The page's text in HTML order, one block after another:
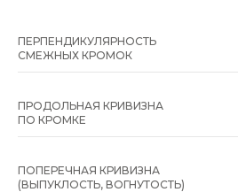
ПЕРПЕНДИКУЛЯРНОСТЬ
СМЕЖНЫХ КРОМОК
ПРОДОЛЬНАЯ КРИВИЗНА
ПО КРОМКЕ
ПОПЕРЕЧНАЯ КРИВИЗНА
(ВЫПУКЛОСТЬ, ВОГНУТОСТЬ)